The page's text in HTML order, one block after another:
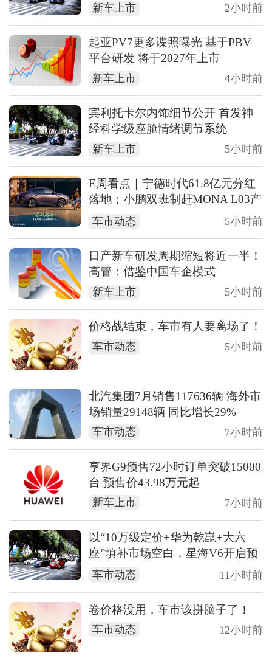
新车上市 2小时前
起亚PV7更多谍照曝光 基于PBV
平台研发 将于2027年上市
新车上市 4小时前
宾利托卡尔内饰细节公开 首发神
经科学级座舱情绪调节系统
新车上市 5小时前
E周看点｜宁德时代61.8亿元分红
落地；小鹏双班制赶MONA L03产
能
车市动态 5小时前
日产新车研发周期缩短将近一半！
高管：借鉴中国车企模式
新车上市 5小时前
价格战结束，车市有人要离场了！
车市动态 5小时前
北汽集团7月销售117636辆 海外市
场销量29148辆 同比增长29%
车市动态 7小时前
享界G9预售72小时订单突破15000
台 预售价43.98万元起
新车上市 7小时前
以“10万级定价+华为乾崑+大六
座”填补市场空白，星海V6开启预
售
车市动态 11小时前
卷价格没用，车市该拼脑子了！
车市动态 12小时前